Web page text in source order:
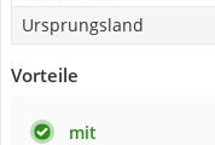
Ursprungsland
Vorteile
mit